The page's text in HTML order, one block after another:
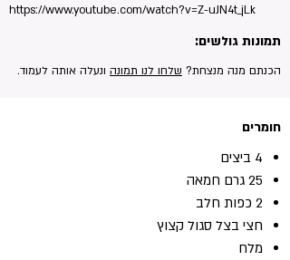
https://www.youtube.com/watch?v=Z-uJN4t_jLk
תמונות גולשים:
הכנתם מנה מנצחת? שלחו לנו תמונה ונעלה אותה לעמוד.
חומרים
4 ביצים
25 גרם חמאה
2 כפות חלב
חצי בצל סגול קצוץ
מלח